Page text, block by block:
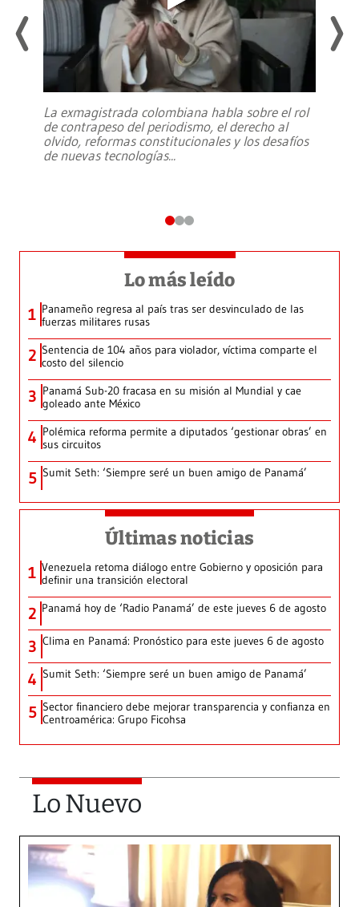
La exmagistrada colombiana habla sobre el rol
de contrapeso del periodismo, el derecho al
olvido, reformas constitucionales y los desafíos
de nuevas tecnologías...
Lo más leído
1 Panameño regresa al país tras ser desvinculado de las
fuerzas militares rusas
2 Sentencia de 104 años para violador, víctima comparte el
costo del silencio
3 Panamá Sub-20 fracasa en su misión al Mundial y cae
goleado ante México
4 Polémica reforma permite a diputados ‘gestionar obras’ en
sus circuitos
5 Sumit Seth: ‘Siempre seré un buen amigo de Panamá’
Últimas noticias
1 Venezuela retoma diálogo entre Gobierno y oposición para
definir una transición electoral
2 Panamá hoy de ‘Radio Panamá’ de este jueves 6 de agosto
3 Clima en Panamá: Pronóstico para este jueves 6 de agosto
4 Sumit Seth: ‘Siempre seré un buen amigo de Panamá’
5 Sector financiero debe mejorar transparencia y confianza en
Centroamérica: Grupo Ficohsa
Lo Nuevo